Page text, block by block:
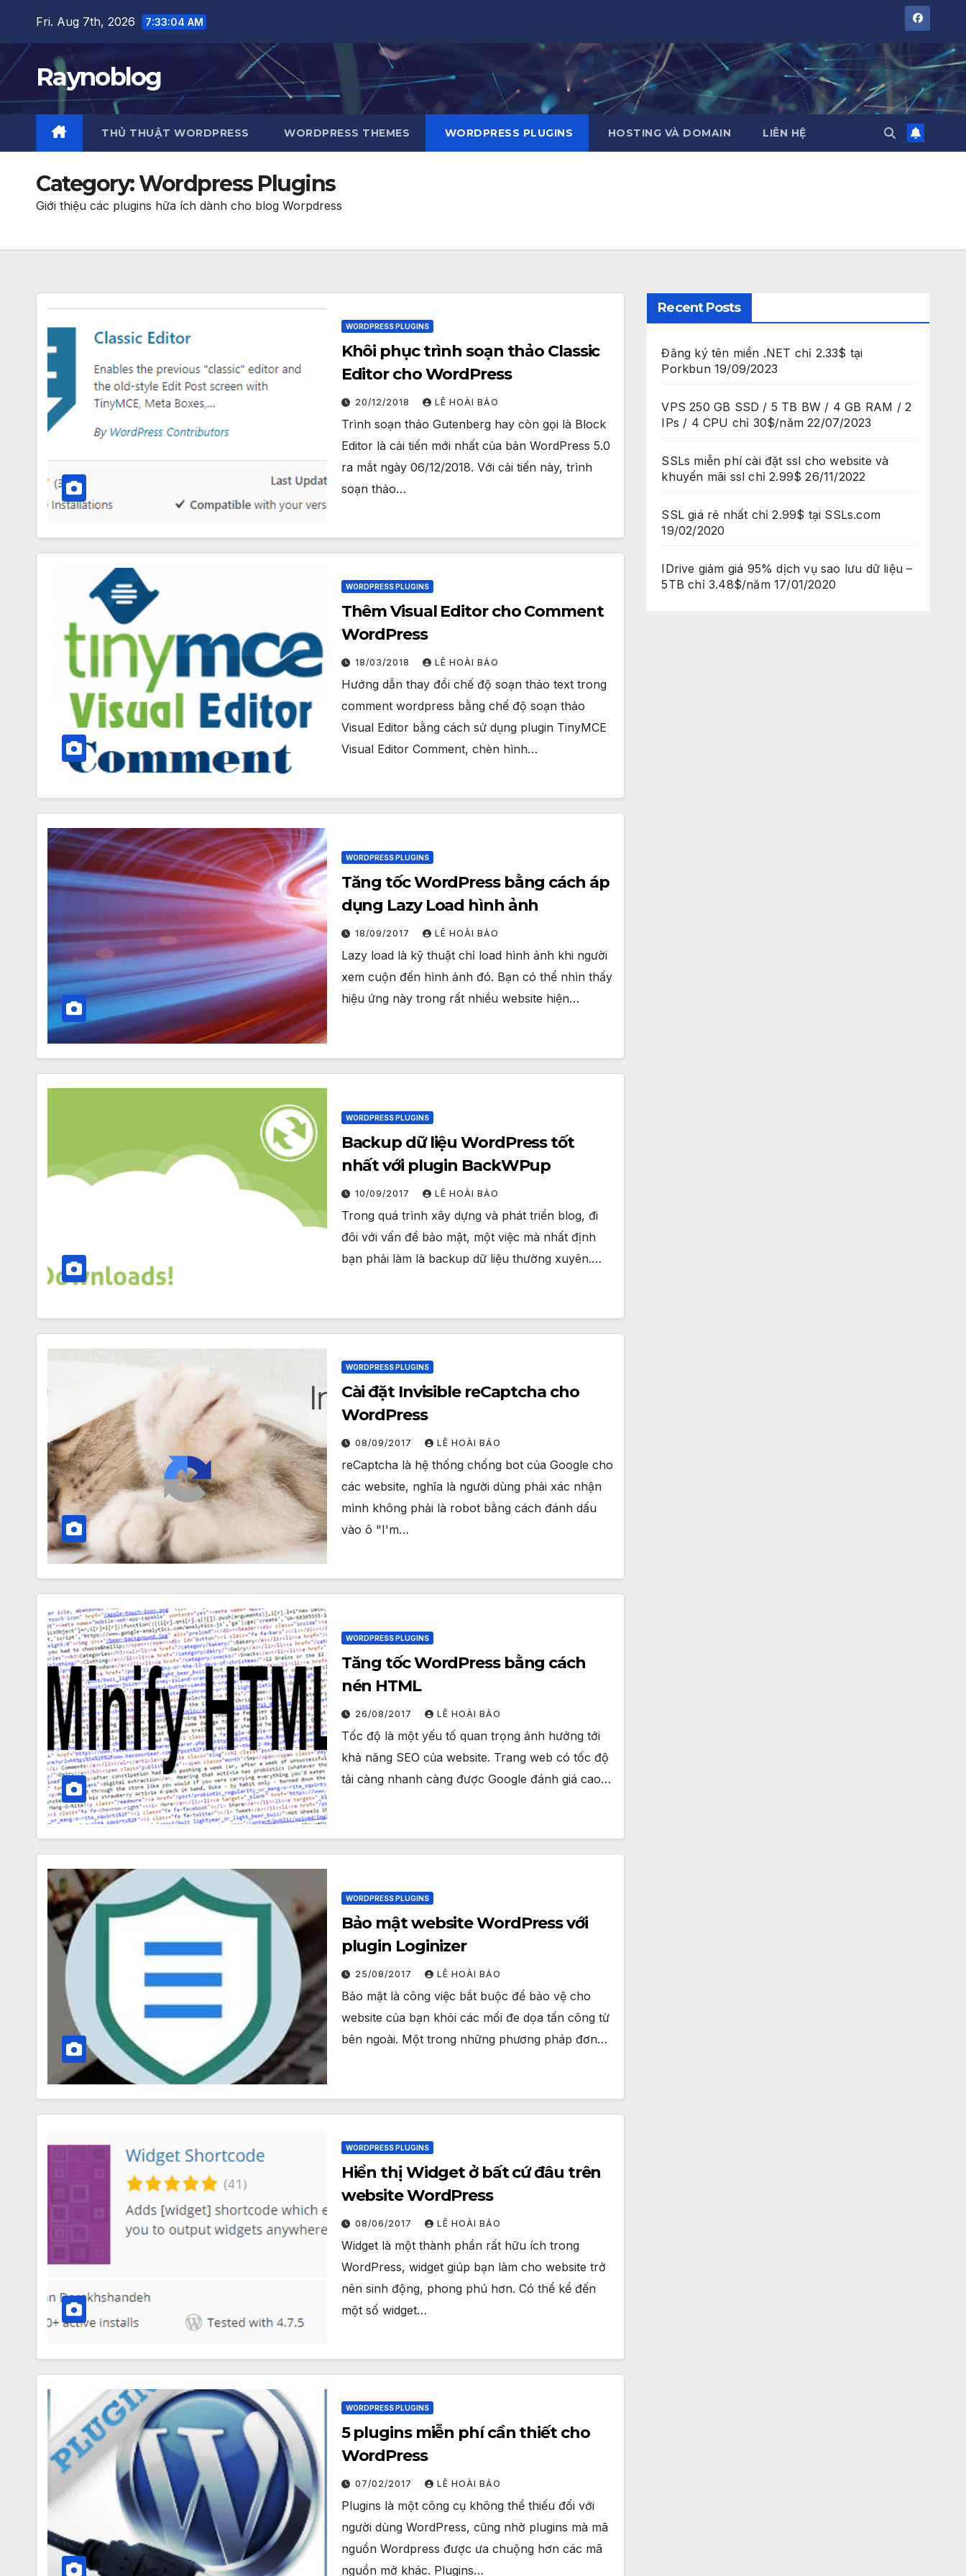
content
Fri. Aug 7th, 2026 7:33:05 AM
Raynoblog
THỦ THUẬT WORDPRESS WORDPRESS THEMES WORDPRESS PLUGINS HOSTING VÀ DOMAIN LIÊN HỆ
Category:Wordpress Plugins
Giới thiệu các plugins hữa ích dành cho blog Worpdress
WORDPRESS PLUGINS
Khôi phục trình soạn thảo Classic
Editor cho WordPress
20/12/2018 LÊ HOÀI BẢO
Trình soạn thảo Gutenberg hay còn gọi là Block
Editor là cải tiến mới nhất của bản WordPress 5.0
ra mắt ngày 06/12/2018. Với cải tiến này, trình
soạn thảo…
WORDPRESS PLUGINS
Thêm Visual Editor cho Comment
WordPress
18/03/2018 LÊ HOÀI BẢO
Hướng dẫn thay đổi chế độ soạn thảo text trong
comment wordpress bằng chế độ soạn thảo
Visual Editor bằng cách sử dụng plugin TinyMCE
Visual Editor Comment, chèn hình…
WORDPRESS PLUGINS
Tăng tốc WordPress bằng cách áp
dụng Lazy Load hình ảnh
18/09/2017 LÊ HOÀI BẢO
Lazy load là kỹ thuật chỉ load hình ảnh khi người
xem cuộn đến hình ảnh đó. Bạn có thể nhìn thấy
hiệu ứng này trong rất nhiều website hiện…
WORDPRESS PLUGINS
Backup dữ liệu WordPress tốt
nhất với plugin BackWPup
10/09/2017 LÊ HOÀI BẢO
Trong quá trình xây dựng và phát triển blog, đi
đôi với vấn đề bảo mật, một việc mà nhất định
bạn phải làm là backup dữ liệu thường xuyên.…
WORDPRESS PLUGINS
Cài đặt Invisible reCaptcha cho
WordPress
08/09/2017 LÊ HOÀI BẢO
reCaptcha là hệ thống chống bot của Google cho
các website, nghĩa là người dùng phải xác nhận
mình không phải là robot bằng cách đánh dấu
vào ô "I'm…
WORDPRESS PLUGINS
Tăng tốc WordPress bằng cách
nén HTML
26/08/2017 LÊ HOÀI BẢO
Tốc độ là một yếu tố quan trọng ảnh hưởng tới
khả năng SEO của website. Trang web có tốc độ
tải càng nhanh càng được Google đánh giá cao…
WORDPRESS PLUGINS
Bảo mật website WordPress với
plugin Loginizer
25/08/2017 LÊ HOÀI BẢO
Bảo mật là công việc bắt buộc để bảo vệ cho
website của bạn khỏi các mối đe dọa tấn công từ
bên ngoài. Một trong những phương pháp đơn…
WORDPRESS PLUGINS
Hiển thị Widget ở bất cứ đâu trên
website WordPress
08/06/2017 LÊ HOÀI BẢO
Widget là một thành phần rất hữu ích trong
WordPress, widget giúp bạn làm cho website trở
nên sinh động, phong phú hơn. Có thể kể đến
một số widget…
WORDPRESS PLUGINS
5 plugins miễn phí cần thiết cho
WordPress
07/02/2017 LÊ HOÀI BẢO
Plugins là một công cụ không thể thiếu đối với
người dùng WordPress, cũng nhờ plugins mà mã
nguồn Wordpress được ưa chuộng hơn các mã
nguồn mở khác. Plugins…
Recent Posts
Đăng ký tên miền .NET chỉ 2.33$ tại
Porkbun 19/09/2023
VPS 250 GB SSD / 5 TB BW / 4 GB RAM / 2
IPs / 4 CPU chỉ 30$/năm 22/07/2023
SSLs miễn phí cài đặt ssl cho website và
khuyến mãi ssl chỉ 2.99$ 26/11/2022
SSL giá rẻ nhất chỉ 2.99$ tại SSLs.com
19/02/2020
IDrive giảm giá 95% dịch vụ sao lưu dữ liệu –
5TB chỉ 3.48$/năm 17/01/2020